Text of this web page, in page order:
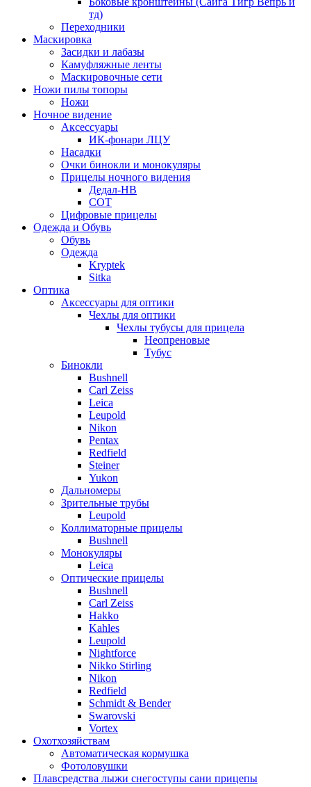
тд)
Переходники
Маскировка
Засидки и лабазы
Камуфляжные ленты
Маскировочные сети
Ножи пилы топоры
Ножи
Ночное видение
Аксессуары
ИК-фонари ЛЦУ
Насадки
Очки бинокли и монокуляры
Прицелы ночного видения
Дедал-НВ
СОТ
Цифровые прицелы
Одежда и Обувь
Обувь
Одежда
Kryptek
Sitka
Оптика
Аксессуары для оптики
Чехлы для оптики
Чехлы тубусы для прицела
Неопреновые
Тубус
Бинокли
Bushnell
Carl Zeiss
Leica
Leupold
Nikon
Pentax
Redfield
Steiner
Yukon
Дальномеры
Зрительные трубы
Leupold
Коллиматорные прицелы
Bushnell
Монокуляры
Leica
Оптические прицелы
Bushnell
Carl Zeiss
Hakko
Kahles
Leupold
Nightforce
Nikko Stirling
Nikon
Redfield
Schmidt & Bender
Swarovski
Vortex
Охотхозяйствам
Автоматическая кормушка
Фотоловушки
Плавсредства лыжи снегоступы сани прицепы